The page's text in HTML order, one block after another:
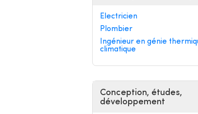
Electricien
Plombier
Ingénieur en génie
climatique
Conception, études,
développement